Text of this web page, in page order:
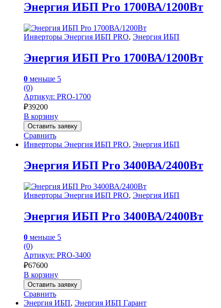
Энергия ИБП Pro 1700ВА/1200Вт
Инверторы Энергия ИБП PRO, Энергия ИБП
Энергия ИБП Pro 1700ВА/1200Вт
0 меньше 5
(0)
Артикул: PRO-1700
₽39200
В корзину
Оставить заявку
Сравнить
Инверторы Энергия ИБП PRO, Энергия ИБП
Энергия ИБП Pro 3400ВА/2400Вт
Инверторы Энергия ИБП PRO, Энергия ИБП
Энергия ИБП Pro 3400ВА/2400Вт
0 меньше 5
(0)
Артикул: PRO-3400
₽67600
В корзину
Оставить заявку
Сравнить
Энергия ИБП, Энергия ИБП Гарант